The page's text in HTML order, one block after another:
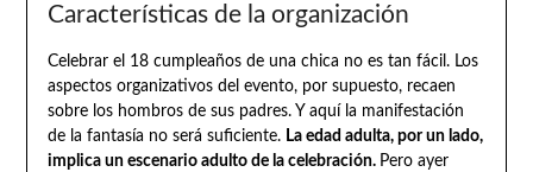
Características de la organización
Celebrar el 18 cumpleaños de una chica no es tan fácil. Los
aspectos organizativos del evento, por supuesto, recaen
sobre los hombros de sus padres. Y aquí la manifestación
de la fantasía no será suficiente. La edad adulta, por un lado,
implica un escenario adulto de la celebración. Pero ayer